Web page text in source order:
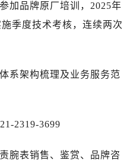
加品牌原厂培训，2025年
季度技术考核，连续两次
系架构梳理及业务服务范
2319-3699
腕表销售、鉴赏、品牌咨